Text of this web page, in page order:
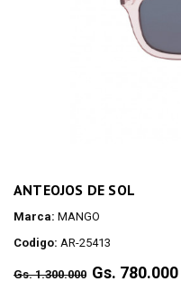
ANTEOJOS DE SOL
Marca: MANGO
Codigo: AR-25413
Regular
Gs. 1.300.000 Gs. 780.000